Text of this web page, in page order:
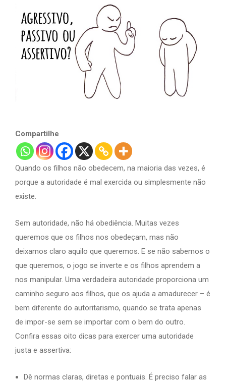
Compartilhe
Quando os filhos não obedecem, na maioria das vezes, é
porque a autoridade é mal exercida ou simplesmente não
existe.
Sem autoridade, não há obediência. Muitas vezes
queremos que os filhos nos obedeçam, mas não
deixamos claro aquilo que queremos. E se não sabemos o
que queremos, o jogo se inverte e os filhos aprendem a
nos manipular. Uma verdadeira autoridade proporciona um
caminho seguro aos filhos, que os ajuda a amadurecer – é
bem diferente do autoritarismo, quando se trata apenas
de impor-se sem se importar com o bem do outro.
Confira essas oito dicas para exercer uma autoridade
justa e assertiva:
Dê normas claras, diretas e pontuais. É preciso falar as